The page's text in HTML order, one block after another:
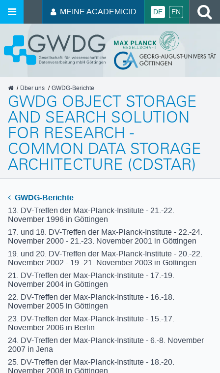
MEINE ACADEMICID DE EN
GWDG
Über uns GWDG-Berichte
GWDG OBJECT STORAGE
AND SEARCH SOLUTION
FOR RESEARCH -
COMMON DATA STORAGE
ARCHITECTURE (CDSTAR)
GWDG-Berichte
13. DV-Treffen der Max-Planck-Institute - 21.-22.
November 1996 in Göttingen
17. und 18. DV-Treffen der Max-Planck-Institute - 22.-24.
November 2000 - 21.-23. November 2001 in Göttingen
19. und 20. DV-Treffen der Max-Planck-Institute - 20.-22.
November 2002 - 19.-21. November 2003 in Göttingen
21. DV-Treffen der Max-Planck-Institute - 17.-19.
November 2004 in Göttingen
22. DV-Treffen der Max-Planck-Institute - 16.-18.
November 2005 in Göttingen
23. DV-Treffen der Max-Planck-Institute - 15.-17.
November 2006 in Berlin
24. DV-Treffen der Max-Planck-Institute - 6.-8. November
2007 in Jena
25. DV-Treffen der Max-Planck-Institute - 18.-20.
November 2008 in Göttingen